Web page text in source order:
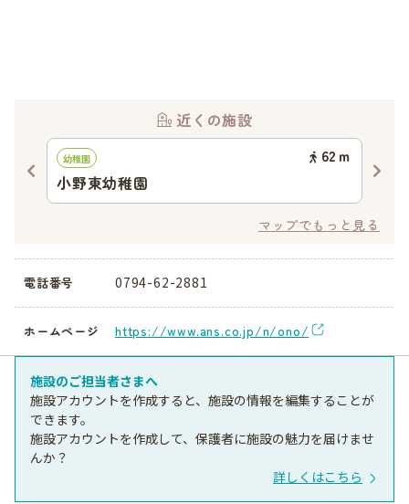
近くの施設
幼稚園 62 ｍ
小野東幼稚園
マップでもっと見る
電話番号 0794-62-2881
ホームページ https://www.ans.co.jp/n/ono/
施設のご担当者さまへ
施設アカウントを作成すると、施設の情報を編集することが
できます。
施設アカウントを作成して、保護者に施設の魅力を届けませ
んか？
詳しくはこちら